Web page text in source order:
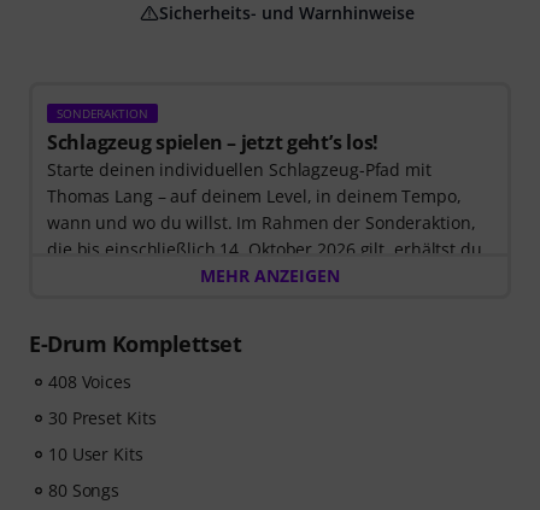
SONDERAKTION
Schlagzeug spielen – jetzt geht’s los!
Starte deinen individuellen Schlagzeug-Pfad mit
Thomas Lang – auf deinem Level, in deinem Tempo,
wann und wo du willst. Im Rahmen der Sonderaktion,
die bis einschließlich 14. Oktober 2026 gilt, erhältst du
3 Monate exklusiven Zugang zur MyGroove School of
MEHR ANZEIGEN
E-Drum Komplettset
408 Voices
30 Preset Kits
10 User Kits
80 Songs
Sicherheits- und Warnhinweise